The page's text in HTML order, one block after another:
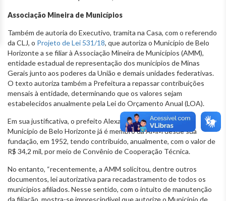
Associação Mineira de Municípios
Também de autoria do Executivo, tramita na Casa, com o referendo
da CLJ, o Projeto de Lei 531/18, que autoriza o Município de Belo
Horizonte a se filiar à Associação Mineira de Municípios (AMM),
entidade estadual de representação dos municípios de Minas
Gerais junto aos poderes da União e demais unidades federativas.
O texto autoriza também a Prefeitura a repassar contribuições
mensais à entidade, determinando que os valores sejam
estabelecidos anualmente pela Lei do Orçamento Anual (LOA).
Em sua justificativa, o prefeito Alexandre Kalil explica que o
Município de Belo Horizonte já é membro da AMM desde sua
fundação, em 1952, tendo contribuído, anualmente, com o valor de
R$ 34,2 mil, por meio de Convênio de Cooperação Técnica.
No entanto, “recentemente, a AMM solicitou, dentre outros
documentos, lei autorizativa para recadastramento de todos os
municípios afiliados. Nesse sentido, com o intuito de manutenção
da filiação, mostra-se imprescindível que autorize o Município de